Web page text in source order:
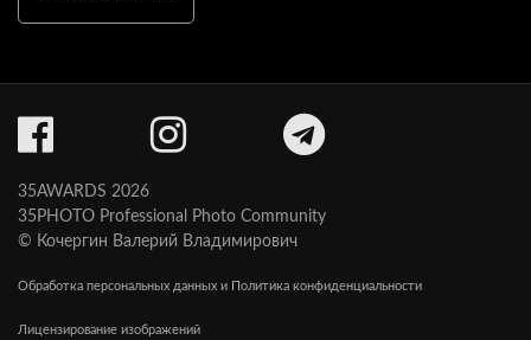
35AWARDS 2026
35PHOTO Professional Photo Community
© Кочергин Валерий Владимирович
Обработка персональных данных и Политика конфиденциальности
Лицензирование изображений